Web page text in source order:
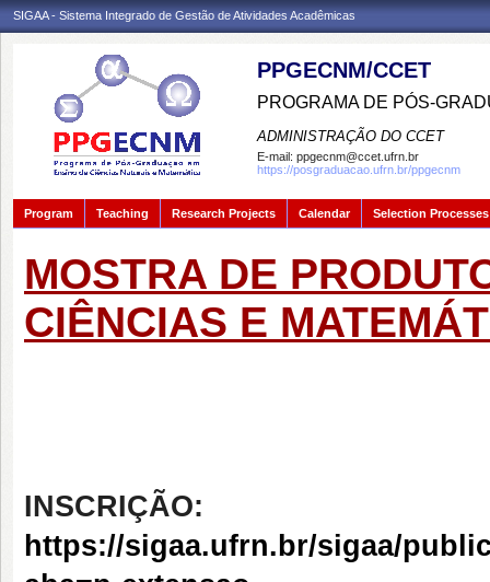
SIGAA - Sistema Integrado de Gestão de Atividades Acadêmicas
PPGECNM/CCET
PROGRAMA DE PÓS-
ADMINISTRAÇÃO DO CCET
E-mail: ppgecnm@ccet.ufrn.br
https://posgraduacao.ufrn.br/ppgecnm
Program Teaching Research Projects Calendar Selection Processes
MOSTRA DE
CIÊNCIAS E
INSCRIÇÃO:
https://sigaa.ufrn.br/sigaa/